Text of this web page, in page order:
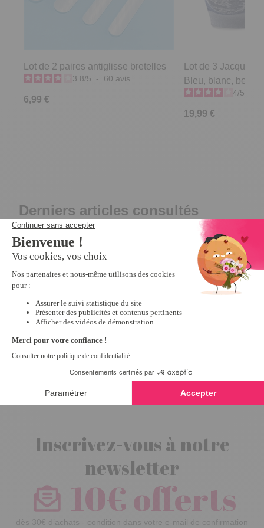
Lot de 2 paires antiglisse bretelles
3.8/5 - 60 avis
6,99 €
Lot de 3
Bleu, blanc, beige
4/5
19,99 €
Derniers articles consultés
Promo
Lot de 4
maxi Blanc -
taille 40
Inscrivez-vous à notre
newsletter
10€ offerts
dès 30€ d’achats - condition dans votre e-mail de confirmation